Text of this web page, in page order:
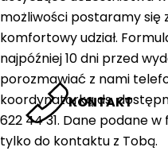
KONTAKT
możliwości postaramy się
komfortowy udział.
najpóźniej 10 dni przed
porozmawiać z nami
koordynatorką ds.
622 44 31. Dane podane
tylko do kontaktu z Tobą.